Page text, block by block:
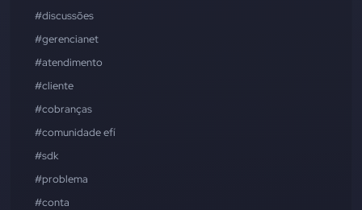
#discussões
#gerencianet
#atendimento
#cliente
#cobranças
#comunidade efí
#sdk
#problema
#conta